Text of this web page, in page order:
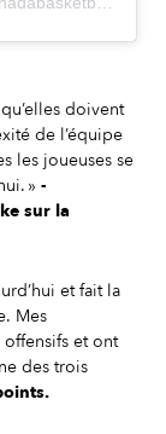
doivent
de l’équipe
les joueuses se
» -
sur la
et fait la
Mes
et ont
des trois